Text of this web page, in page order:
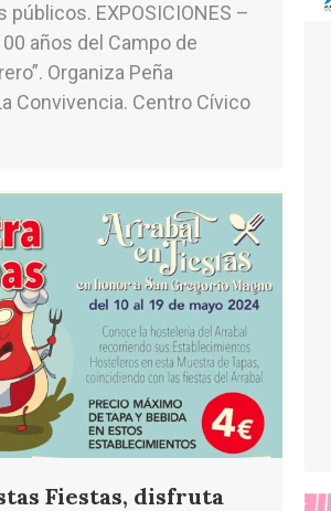
públicos. EXPOSICIONES –
años del Campo de
Organiza Peña
Convivencia. Centro Cívico
Fiestas, disfruta